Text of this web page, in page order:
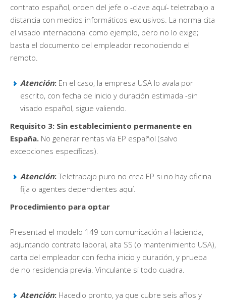
contrato español, orden del jefe o -clave aquí- teletrabajo a
distancia con medios informáticos exclusivos. La norma cita
el visado internacional como ejemplo, pero no lo exige;
basta el documento del empleador reconociendo el
remoto.
Atención: En el caso, la empresa USA lo avala por
escrito, con fecha de inicio y duración estimada -sin
visado español, sigue valiendo.
Requisito 3: Sin establecimiento permanente en
España. No generar rentas vía EP español (salvo
excepciones específicas).
Atención:Teletrabajo puro no crea EP si no hay oficina
fija o agentes dependientes aquí.
Procedimiento para optar
Presentad el modelo 149 con comunicación a Hacienda,
adjuntando contrato laboral, alta SS (o mantenimiento USA),
carta del empleador con fecha inicio y duración, y prueba
de no residencia previa. Vinculante si todo cuadra.
Atención: Hacedlo pronto, ya que cubre seis años y